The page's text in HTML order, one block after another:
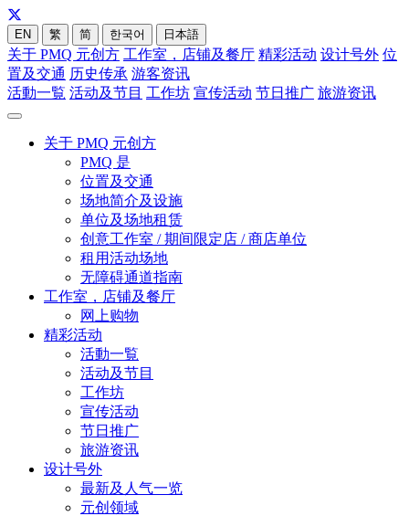
EN 繁 简 한국어 日本語
关于 PMQ 元创方 工作室，店铺及餐厅 精彩活动 设计号外 位
置及交通 历史传承 游客资讯
活動一覧 活动及节目 工作坊 宣传活动 节日推广 旅游资讯
关于 PMQ 元创方
PMQ 是
位置及交通
场地简介及设施
单位及场地租赁
创意工作室 / 期间限定店 / 商店单位
租用活动场地
无障碍通道指南
工作室，店铺及餐厅
网上购物
精彩活动
活動一覧
活动及节目
工作坊
宣传活动
节日推广
旅游资讯
设计号外
最新及人气一览
元创领域